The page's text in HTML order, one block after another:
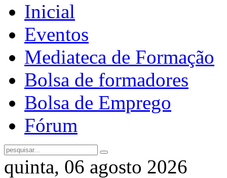
Inicial
Eventos
Mediateca de Formação
Bolsa de formadores
Bolsa de Emprego
Fórum
quinta, 06 agosto 2026